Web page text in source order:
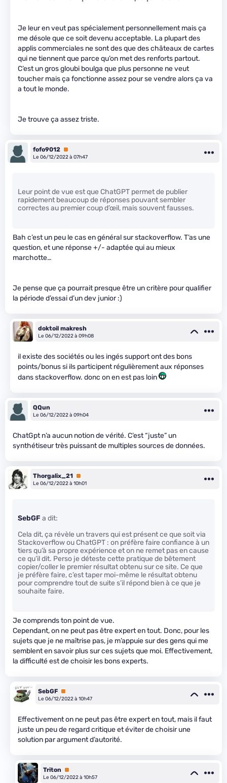
Je leur en veut pas spécialement personnellement mais ça
me désole que ce soit devenu acceptable. La plupart des
applis commerciales ne sont des que des châteaux de cartes
qui ne tiennent que parce qu’on met des renforts partout.
C’est un gros gloubi boulga que plus personne ne veut
toucher mais ça fonctionne assez pour se vendre alors ça va
a tout le monde.
Je trouve ça assez triste.
fofo9012 Premium
Le 06/12/2022 à 07h47
Leur point de vue est que ChatGPT permet de publier
rapidement beaucoup de réponses pouvant sembler
correctes au premier coup d’œil, mais souvent fausses.
Bah c’est un peu le cas en général sur stackoverflow. T’as une
question, et une réponse +/- adaptée qui au mieux
marchotte…
Je pense que ça pourrait presque être un critère pour qualifier
la période d’essai d’un dev junior :)
doktoil makresh
Le 06/12/2022 à 09h08
il existe des sociétés ou les ingés support ont des bons
points/bonus si ils participent régulièrement aux réponses
dans stackoverflow. donc on en est pas loin
QQun
Le 06/12/2022 à 09h04
ChatGpt n’a aucun notion de vérité. C’est “juste” un
synthétiseur très puissant de multiples sources de données.
Thorgalix_21 Premium
Le 06/12/2022 à 10h01
SebGF a dit:
Cela dit, ça révèle un travers qui est présent ce que soit via
Stackoverflow ou ChatGPT : on préfère faire confiance à un
tiers qu’à sa propre expérience et on ne remet pas en cause
ce qu’il dit. Perso je déteste cette pratique de bêtement
copier/coller le premier résultat obtenu sur ce site. Ce que
je préfère faire, c’est taper moi-même le résultat obtenu
pour comprendre tout de suite s’il répond bien à ce que je
souhaite faire.
Je comprends ton point de vue.
Cependant, on ne peut pas être expert en tout. Donc, pour les
sujets que je ne maîtrise pas, je m’appuie sur des gens qui me
semblent en savoir plus sur ces sujets que moi. Effectivement,
la difficulté est de choisir les bons experts.
SebGF Premium
Le 06/12/2022 à 10h47
Effectivement on ne peut pas être expert en tout, mais il faut
juste un peu de regard critique et éviter de choisir une
solution par argument d’autorité.
Triton
Premium
Le 06/12/2022 à 10h57